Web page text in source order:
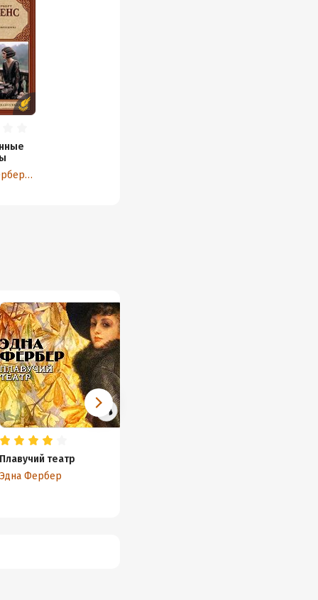
Дэвид Герберт Лоуренс
Плавучий театр
Эдна Фербер